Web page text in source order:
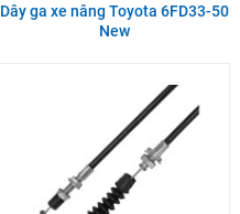
Dây ga xe nâng Toyota 6FD33-50
New